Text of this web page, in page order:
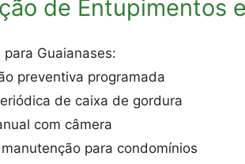
de Entupimentos
para Guaianases:
preventiva programada
de caixa de gordura
com câmera
para condomínios